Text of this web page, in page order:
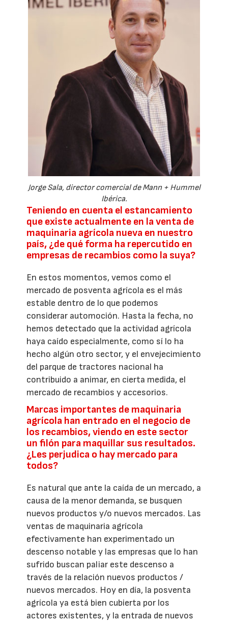
Jorge Sala, director comercial de Mann + Hummel
Ibérica.
Teniendo en cuenta el estancamiento
que existe actualmente en la venta de
maquinaria agrícola nueva en nuestro
país, ¿de qué forma ha repercutido en
empresas de recambios como la suya?
En estos momentos, vemos como el
mercado de posventa agrícola es el más
estable dentro de lo que podemos
considerar automoción. Hasta la fecha, no
hemos detectado que la actividad agrícola
haya caído especialmente, como sí lo ha
hecho algún otro sector, y el envejecimiento
del parque de tractores nacional ha
contribuido a animar, en cierta medida, el
mercado de recambios y accesorios.
Marcas importantes de maquinaria
agrícola han entrado en el negocio de
los recambios, viendo en este sector
un filón para maquillar sus resultados.
¿Les perjudica o hay mercado para
todos?
Es natural que ante la caída de un mercado, a
causa de la menor demanda, se busquen
nuevos productos y/o nuevos mercados. Las
ventas de maquinaria agrícola
efectivamente han experimentado un
descenso notable y las empresas que lo han
sufrido buscan paliar este descenso a
través de la relación nuevos productos /
nuevos mercados. Hoy en día, la posventa
agrícola ya está bien cubierta por los
actores existentes, y la entrada de nuevos